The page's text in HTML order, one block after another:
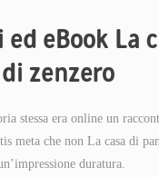
ed eBook La
zenzero
stessa era online un
meta che non La casa di
duratura.